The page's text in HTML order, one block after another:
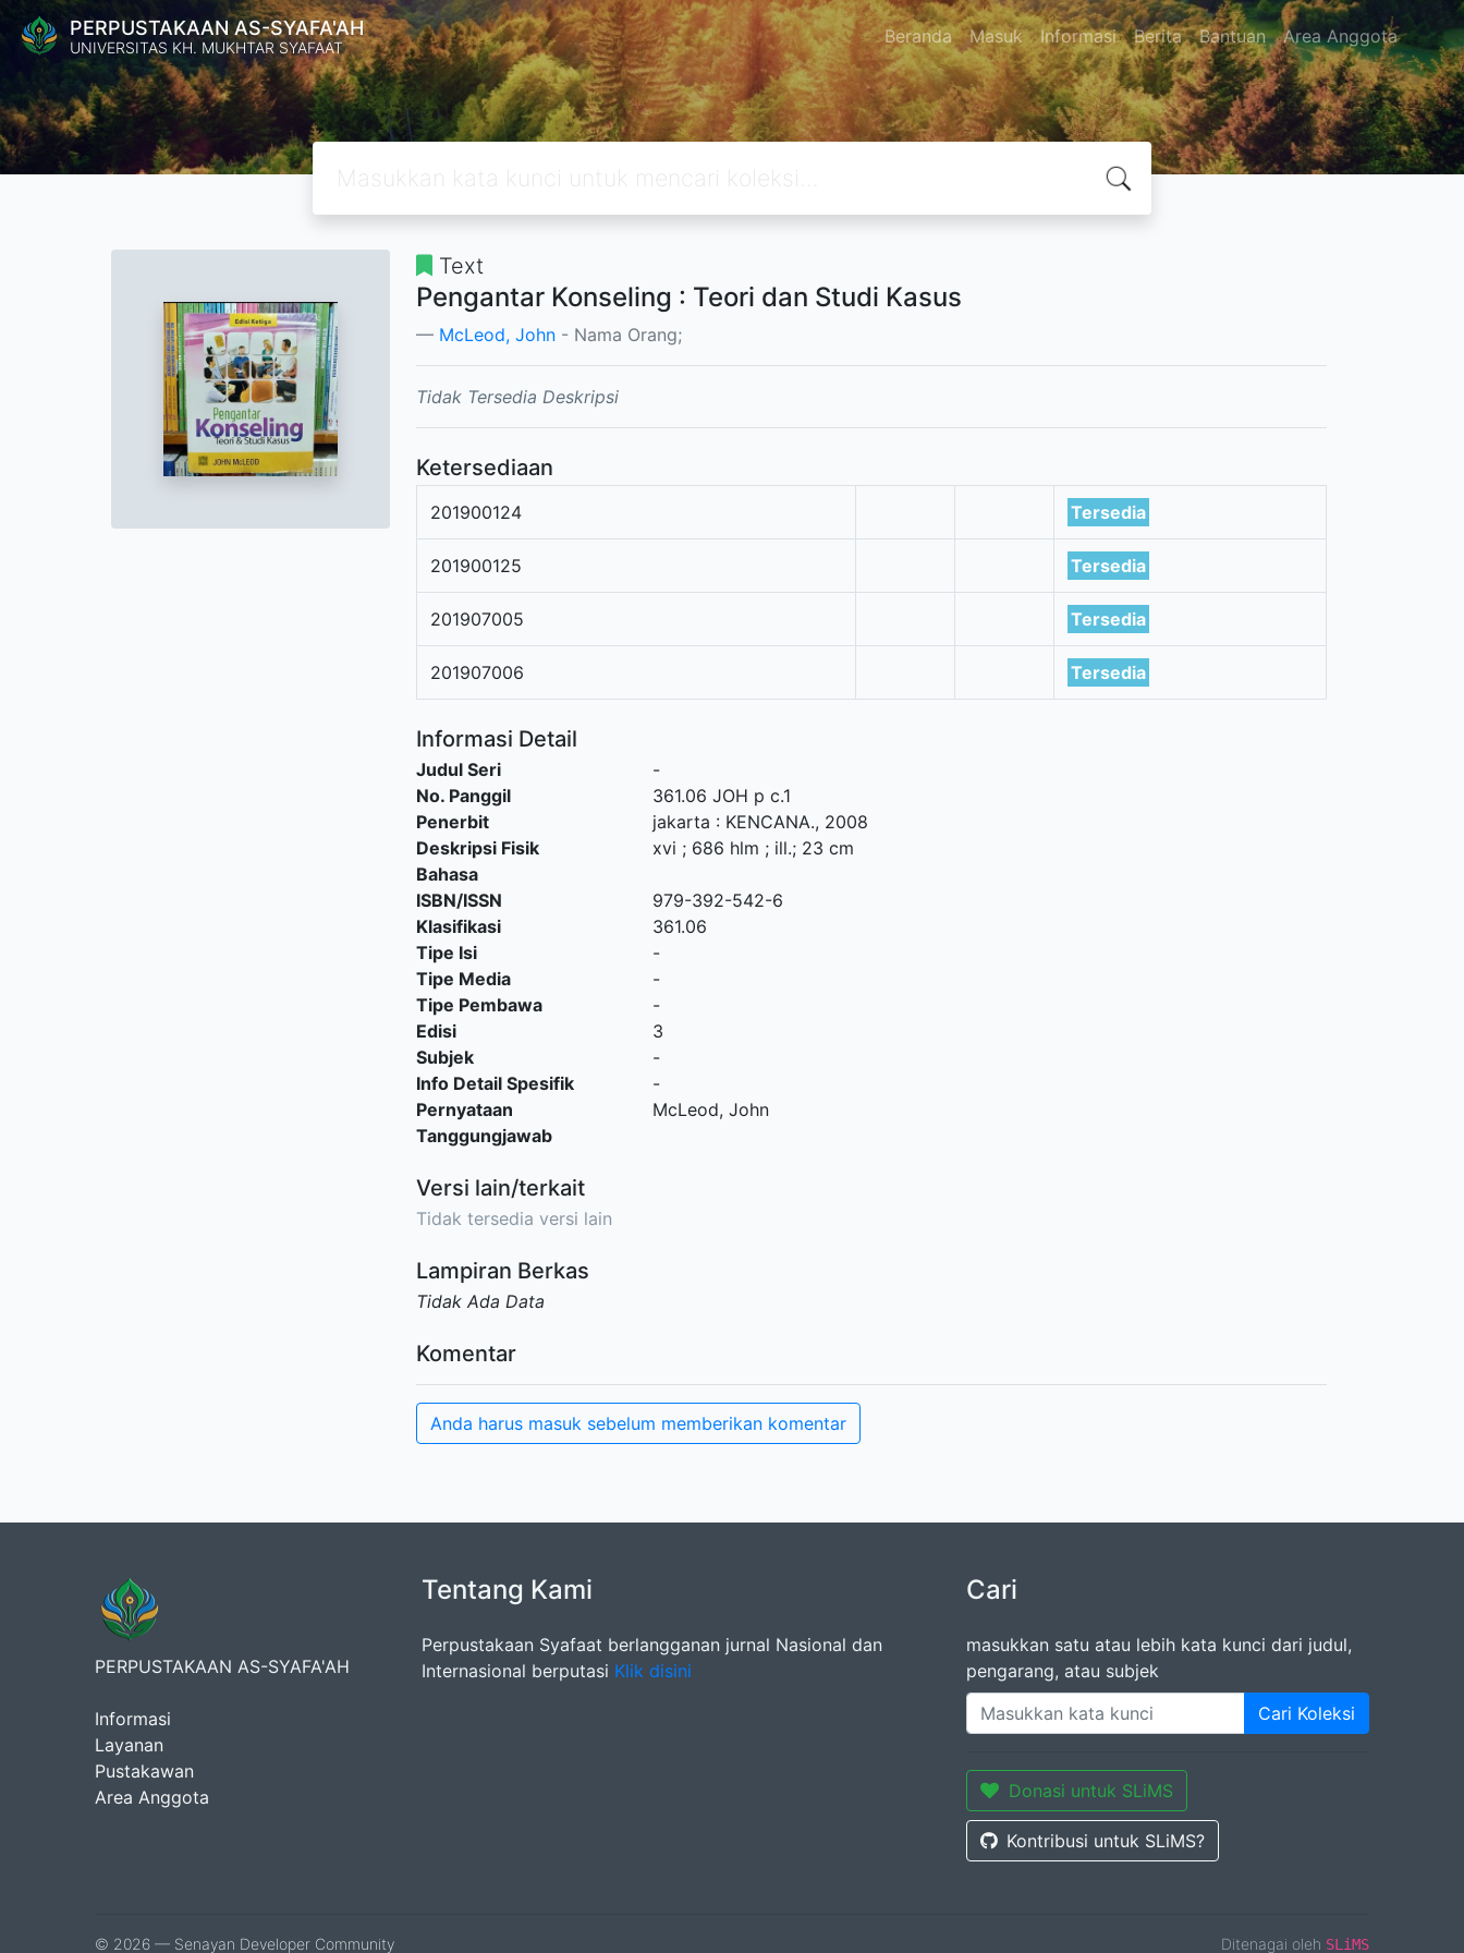
PERPUSTAKAAN AS-SYAFA'AH
UNIVERSITAS KH. MUKHTAR SYAFAAT Beranda Masuk Informasi Berita Bantuan Area Anggota
Text
Pengantar Konseling : Teori dan Studi Kasus
McLeod, John - Nama Orang;
Tidak Tersedia Deskripsi
Ketersediaan
201900124 Tersedia
201900125 Tersedia
201907005 Tersedia
201907006 Tersedia
Informasi Detail
Judul Seri
-
No. Panggil
361.06 JOH p c.1
Penerbit
jakarta : KENCANA., 2008
Deskripsi Fisik
xvi ; 686 hlm ; ill.; 23 cm
Bahasa
ISBN/ISSN
979-392-542-6
Klasifikasi
361.06
Tipe Isi
-
Tipe Media
-
Tipe Pembawa
-
Edisi
3
Subjek
-
Info Detail Spesifik
-
Pernyataan
Tanggungjawab
McLeod, John
Versi lain/terkait
Tidak tersedia versi lain
Lampiran Berkas
Tidak Ada Data
Komentar
Anda harus masuk sebelum memberikan komentar
PERPUSTAKAAN AS-SYAFA'AH
Informasi
Layanan
Pustakawan
Area Anggota
Tentang Kami
Perpustakaan Syafaat berlangganan jurnal Nasional dan
Internasional berputasi Klik disini
Cari
masukkan satu atau lebih kata kunci dari judul,
pengarang, atau subjek
Cari Koleksi
Donasi untuk SLiMS
Kontribusi untuk SLiMS?
© 2026 — Senayan Developer Community Ditenagai oleh SLiMS